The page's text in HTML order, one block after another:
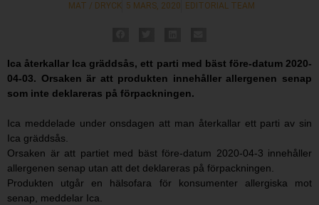
MAT / DRYCK 5 MARS, 2020 EDITORIAL TEAM
Ica återkallar Ica gräddsås, ett parti med bäst före-datum 2020-
04-03. Orsaken är att produkten innehåller allergenen senap
som inte deklareras på förpackningen.
Ica meddelade under onsdagen att man återkallar ett parti av sin
Ica gräddsås.
Orsaken är att partiet med bäst före-datum 2020-04-3 innehåller
allergenen senap utan att det deklareras på förpackningen.
Produkten utgår en hälsofara för konsumenter allergiska mot
senap, meddelar Ica.